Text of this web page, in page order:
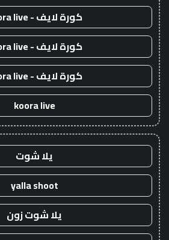
كورة لايف - koora live
كورة لايف - koora live
كورة لايف - koora live
koora live
يلا شوت
yalla shoot
يلا شوت زون